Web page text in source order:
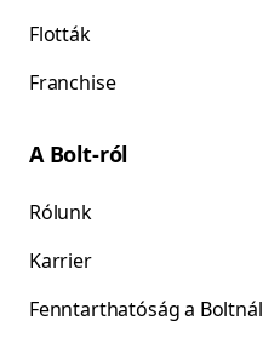
Flották
Franchise
A Bolt-ról
Rólunk
Karrier
Fenntarthatóság a Boltnál